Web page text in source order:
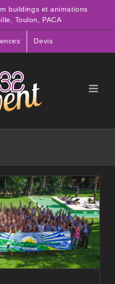
buildings et animations
Toulon, PACA
Devis